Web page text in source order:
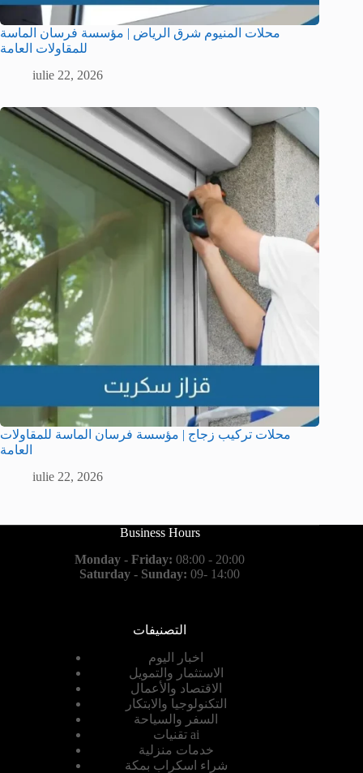
محلات المنيوم شرق الرياض | مؤسسة فرسان الماسة
للمقاولات العامة
iulie 22, 2026
محلات تركيب زجاج | مؤسسة فرسان الماسة للمقاولات
العامة
iulie 22, 2026
Business Hours
Monday - Friday: 08:00 - 20:00
Saturday - Sunday: 09- 14:00
التصنيفات
اخبار اليوم
الاستثمار والتمويل
الاقتصاد والأعمال
التكنولوجيا والابتكار
السفر والسياحة
تقنيات ai
خدمات منزلية
شراء اسكراب بمكة